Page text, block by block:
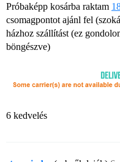
Próbaképp kosárba raktam
csomagpontot ajánl fel
házhoz szállítást (ez
böngészve)
6 kedvelés